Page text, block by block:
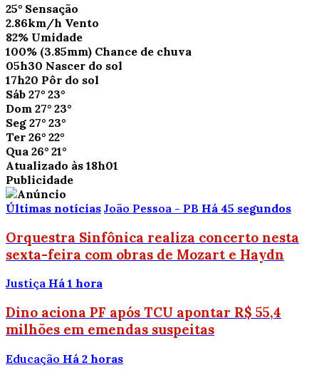
25° Sensação
2.86km/h Vento
82% Umidade
100% (3.85mm) Chance de chuva
05h30 Nascer do sol
17h20 Pôr do sol
Sáb 27° 23°
Dom 27° 23°
Seg 27° 23°
Ter 26° 22°
Qua 26° 21°
Atualizado às 18h01
Publicidade
Últimas notícias João Pessoa - PB Há 45 segundos
Orquestra Sinfônica realiza concerto nesta
sexta-feira com obras de Mozart e Haydn
Justiça Há 1 hora
Dino aciona PF após TCU apontar R$ 55,4
milhões em emendas suspeitas
Educação Há 2 horas